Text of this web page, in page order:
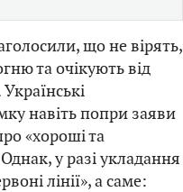
що не вірять,
та очікують від
навіть попри заяви
«хороші та
у разі укладання
лінії», а саме: